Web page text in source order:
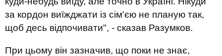
за кордон виїжджати із сім'єю не планую так,
щоб десь відпочивати", - сказав Разумков.
При цьому він зазначив, що поки не знає,